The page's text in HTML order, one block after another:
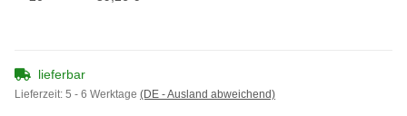
lieferbar
Lieferzeit: 5 - 6 Werktage (DE - Ausland abweichend)